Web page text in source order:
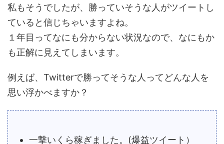
私もそうでしたが、勝っていそうな人がツイートし
ていると信じちゃいますよね。
１年目ってなにも分からない状況なので、なにもか
も正解に見えてしまいます。
例えば、Twitterで勝ってそうな人ってどんな人を
思い浮かべますか？
一撃いくら稼ぎました。(爆益ツイート）